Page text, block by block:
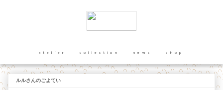
atelier collection news shop
ルルさんのごよてい